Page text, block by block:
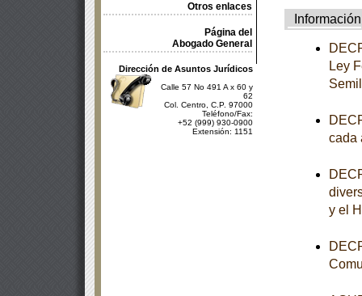
Otros enlaces
Página del
Abogado General
Dirección de Asuntos Jurídicos
Calle 57 No 491 A x 60 y
62
Col. Centro, C.P. 97000
Teléfono/Fax:
+52 (999) 930-0900
Extensión: 1151
Información
Ley
cada
y el